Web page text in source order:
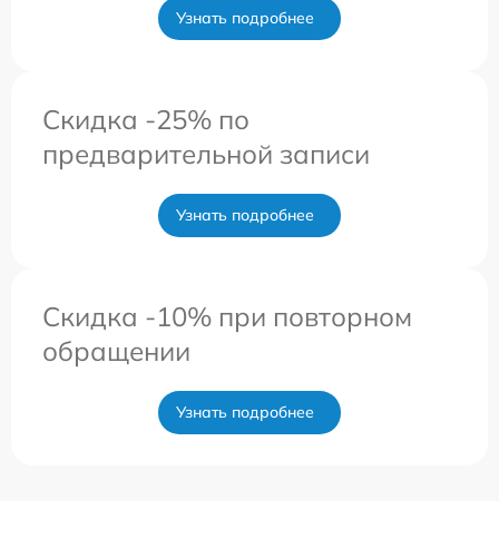
Узнать подробнее
Скидка -25% по
предварительной записи
Узнать подробнее
Скидка -10% при повторном
обращении
Узнать подробнее